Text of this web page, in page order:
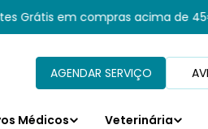
Grátis em compras acima de 45€
AGENDAR SERVIÇO
Médicos Veterinária